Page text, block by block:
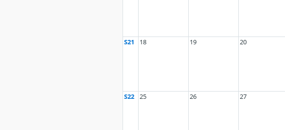
S21 18 19 20
S22 25 26 27